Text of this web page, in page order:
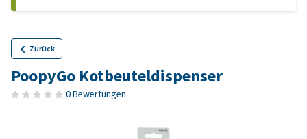
Zurück
PoopyGo Kotbeuteldispenser
0 Bewertungen